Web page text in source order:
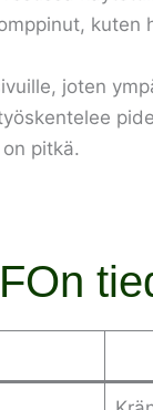
joten
pitkä.